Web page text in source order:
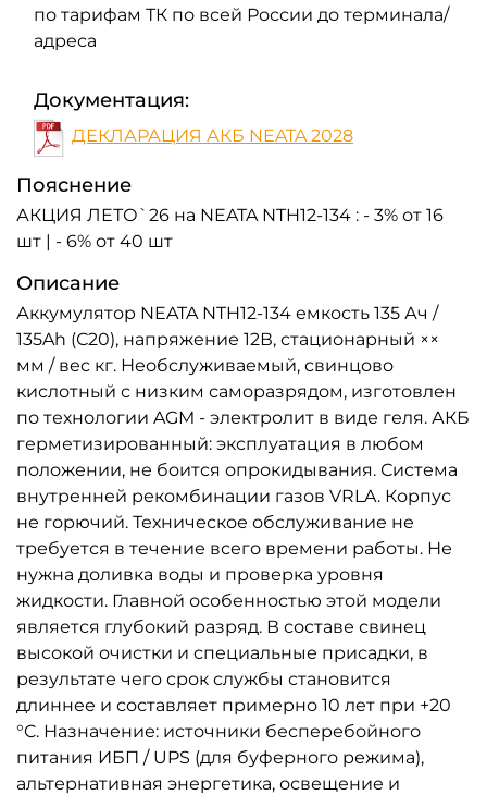
по тарифам ТК по всей России до терминала/
адреса
Документация:
ДЕКЛАРАЦИЯ АКБ NEATA 2028
Пояснение
АКЦИЯ ЛЕТО`26 на NEATA NTH12-134 : - 3% от 16
шт | - 6% от 40 шт
Описание
Аккумулятор NEATA NTH12-134 емкость 135 Ач /
135Ah (С20), напряжение 12В, стационарный ××
мм / вес кг. Необслуживаемый, свинцово
кислотный с низким саморазрядом, изготовлен
по технологии AGM - электролит в виде геля. АКБ
герметизированный: эксплуатация в любом
положении, не боится опрокидывания. Система
внутренней рекомбинации газов VRLA. Корпус
не горючий. Техническое обслуживание не
требуется в течение всего времени работы. Не
нужна доливка воды и проверка уровня
жидкости. Главной особенностью этой модели
является глубокий разряд. В составе свинец
высокой очистки и специальные присадки, в
результате чего срок службы становится
длиннее и составляет примерно 10 лет при +20
°C. Назначение: источники бесперебойного
питания ИБП / UPS (для буферного режима),
альтернативная энергетика, освещение и